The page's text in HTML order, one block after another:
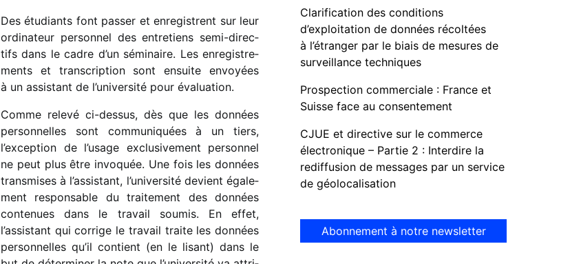
Des étudiants font passer et enre­gistrent sur leur
ordi­na­teur person­nel des entre­tiens semi-direc­
tifs dans le cadre d’un sémi­naire. Les enre­gis­tre­
ments et trans­crip­tion sont ensuite envoyées
à un assis­tant de l’université pour évaluation.
Comme relevé ci-dessus, dès que les données
person­nelles sont commu­ni­quées à un tiers,
l’exception de l’usage exclu­si­ve­ment person­nel
ne peut plus être invo­quée. Une fois les données
trans­mises à l’assistant, l’université devient égale­
ment respon­sable du trai­te­ment des données
conte­nues dans le travail soumis. En effet,
l’assistant qui corrige le travail traite les données
person­nelles qu’il contient (en le lisant) dans le
Clarification des conditions
d’exploitation de données récoltées
à l’étranger par le biais de mesures de
surveillance techniques
Prospection commerciale : France et
Suisse face au consentement
CJUE et directive sur le commerce
électronique – Partie 2 : Interdire la
rediffusion de messages par un service
de géolocalisation
Abonnement à notre newsletter